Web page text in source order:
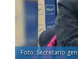
Foto: Secretario